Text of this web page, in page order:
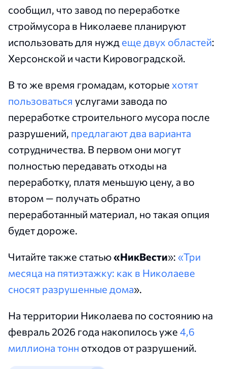
сообщил, что завод по переработке
строймусора в Николаеве планируют
использовать для нужд еще двух областей:
Херсонской и части Кировоградской.
В то же время громадам, которые хотят
пользоваться услугами завода по
переработке строительного мусора после
разрушений, предлагают два варианта
сотрудничества. В первом они могут
полностью передавать отходы на
переработку, платя меньшую цену, а во
втором — получать обратно
переработанный материал, но такая опция
будет дороже.
Читайте также статью«НикВести»: «Три
месяца на пятиэтажку: как в Николаеве
сносят разрушенные дома».
На территории Николаева по состоянию на
февраль 2026 года накопилось уже 4,6
миллиона тонн отходов от разрушений.